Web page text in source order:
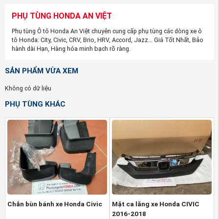
đang chạy xe dịch vụ khi cần sửa chữa thay thế. Tại
phù tùng ô tô Honda An Việt,Lòng dè xe Honda
Civic 2016-2022 hàng Thanh Lý được giảm chỉ
(Video chi tiết về Lòng dè xe Honda Civic 2016-
2022 hàng Thanh Lý , nguồn Phụ tùng Mitsubishi
An Việt)
PHỤ TÙNG HONDA AN VIỆT
Phụ tùng Ô tô Honda An Việt chuyên cung cấp phụ tùng các dòng xe ô
tô Honda: City, Civic, CRV, Brio, HRV, Accord, Jazz... Giá Tốt Nhất, Bảo
hành dài Hạn, Hàng hóa minh bạch rõ ràng.
SẢN PHẨM VỪA XEM
Không có dữ liệu
PHỤ TÙNG KHÁC
Chắn bùn bánh xe Honda Civic
Mặt ca lăng xe Honda CIVIC
2016-2018